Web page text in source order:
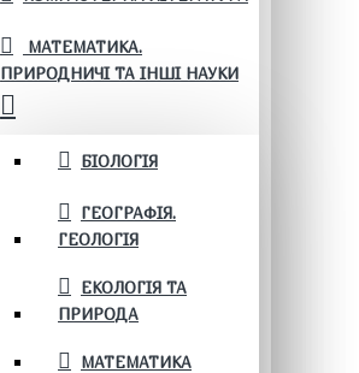
МАТЕМАТИКА.
ПРИРОДНИЧІ ТА ІНШІ НАУКИ
БІОЛОГІЯ
ГЕОГРАФІЯ.
ГЕОЛОГІЯ
ЕКОЛОГІЯ ТА
ПРИРОДА
МАТЕМАТИКА